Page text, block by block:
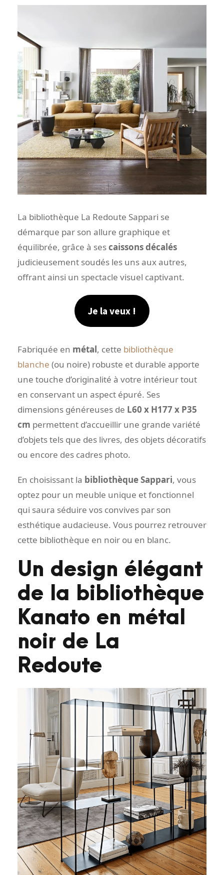
La bibliothèque La Redoute Sappari se
démarque par son allure graphique et
équilibrée, grâce à sescaissons décalés
judicieusement soudés les uns aux autres,
offrant ainsi un spectacle visuel captivant.
Je la veux !
Fabriquée en métal, cette bibliothèque
blanche (ou noire) robuste et durable apporte
une touche d’originalité à votre intérieur tout
en conservant un aspect épuré. Ses
dimensions généreuses de L60 x H177 x P35
cm permettent d’accueillir une grande variété
d’objets tels que des livres, des objets décoratifs
ou encore des cadres photo.
En choisissant la bibliothèque Sappari, vous
optez pour un meuble unique et fonctionnel
qui saura séduire vos convives par son
esthétique audacieuse. Vous pourrez retrouver
cette bibliothèque en noir ou en blanc.
Un design élégant
de la bibliothèque
Kanato en métal
noir de La
Redoute